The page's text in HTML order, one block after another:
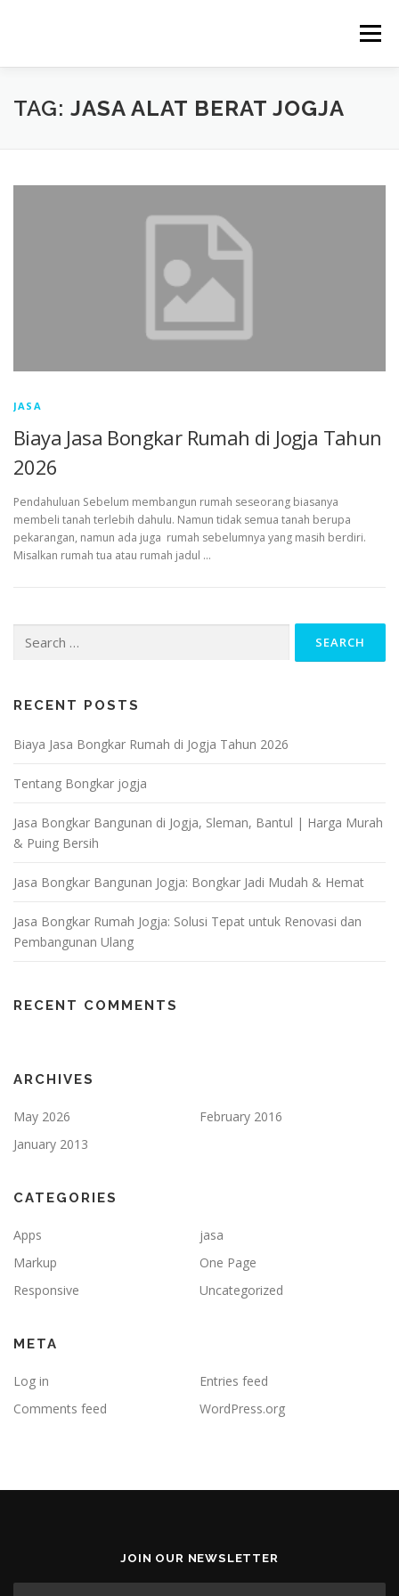
Menu
TAG: JASA ALAT BERAT JOGJA
JASA
Biaya Jasa Bongkar Rumah di Jogja Tahun
2026
Pendahuluan Sebelum membangun rumah seseorang biasanya
membeli tanah terlebih dahulu. Namun tidak semua tanah berupa
pekarangan, namun ada juga rumah sebelumnya yang masih berdiri.
Misalkan rumah tua atau rumah jadul …
for:
RECENT POSTS
Biaya Jasa Bongkar Rumah di Jogja Tahun 2026
Tentang Bongkar jogja
Jasa Bongkar Bangunan di Jogja, Sleman, Bantul | Harga Murah
& Puing Bersih
Jasa Bongkar Bangunan Jogja: Bongkar Jadi Mudah & Hemat
Jasa Bongkar Rumah Jogja: Solusi Tepat untuk Renovasi dan
Pembangunan Ulang
RECENT COMMENTS
ARCHIVES
May 2026
February 2016
January 2013
CATEGORIES
Apps
jasa
Markup
One Page
Responsive
Uncategorized
META
Log in
Entries feed
Comments feed
WordPress.org
JOIN OUR NEWSLETTER